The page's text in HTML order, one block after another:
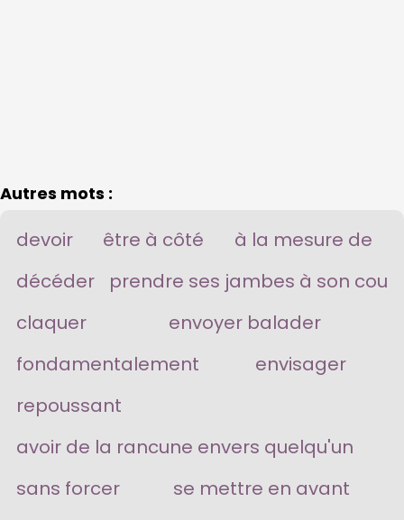
Autres mots :
devoir être à côté
à la mesure de
décéder
prendre ses jambes à son cou
claquer
envoyer balader
fondamentalement
envisager
repoussant
avoir de la rancune envers quelqu'un
sans forcer
se mettre en avant